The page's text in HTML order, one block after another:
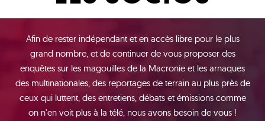
Afin de rester indépendant et en accès libre pour le plus
grand nombre, et de continuer de vous proposer des
enquêtes sur les magouilles de la Macronie et les arnaques
des multinationales, des reportages de terrain au plus près de
ceux qui luttent, des entretiens, débats et émissions comme
on n'en voit plus à la télé, nous avons besoin de vous !